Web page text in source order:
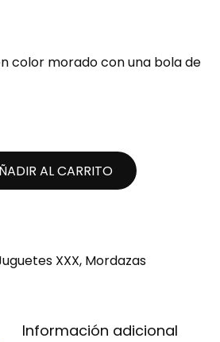
color morado con una bola de
AL CARRITO
XXX, Mordazas
Información adicional